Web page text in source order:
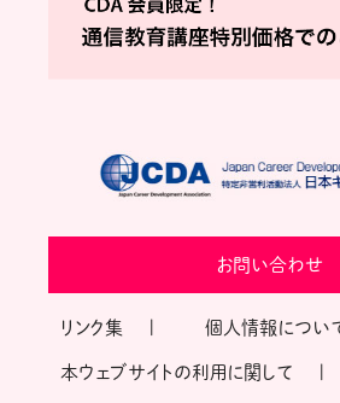
お問い合わせ
リンク集 個人情報につい
本ウェブサイトの利用に関して